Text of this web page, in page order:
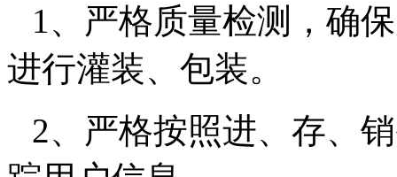
1、严格质量检测，确
进行灌装、包装。
2、严格按照进、存、